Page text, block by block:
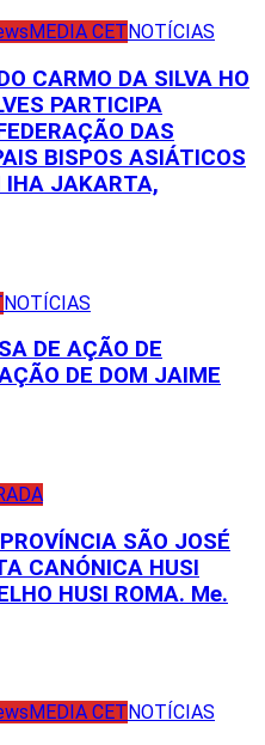
MEDIA CETNOTÍCIAS
CARMO DA SILVA HO
PARTICIPA
DAS
BISPOS ASIÁTICOS
IHA JAKARTA,
NOTÍCIAS
DE AÇÃO DE
DE DOM JAIME
SÃO JOSÉ
CANÓNICA HUSI
HUSI ROMA. Me.
MEDIA CET NOTÍCIAS